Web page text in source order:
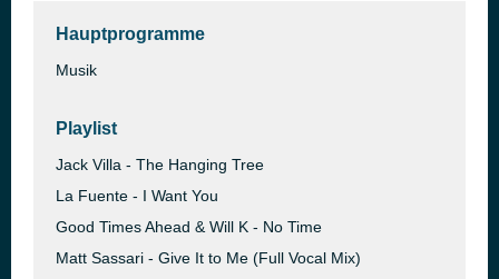
Hauptprogramme
Musik
Playlist
Jack Villa - The Hanging Tree
La Fuente - I Want You
Good Times Ahead & Will K - No Time
Matt Sassari - Give It to Me (Full Vocal Mix)